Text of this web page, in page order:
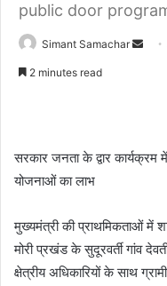
public door
Simant Samachar
n
2 minutes read
सरकार जनता के द्वार
योजनाओं का लाभ
मुख्यमंत्री की प्राथमिकताओं में
मोरी प्रखंड के सुदूरवर्ती गांव
क्षेत्रीय अधिकारियों के साथ